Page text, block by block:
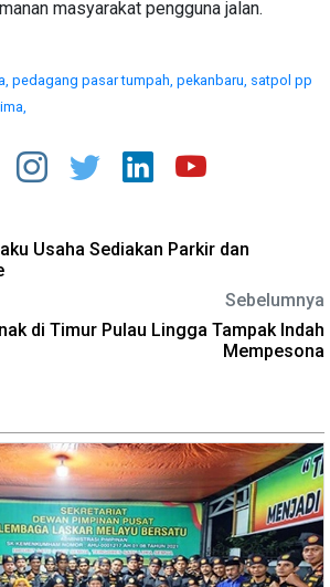
masyarakat pengguna jalan.
pedagang pasar tumpah, pekanbaru, satpol pp
Usaha Sediakan Parkir dan
Sebelumnya
di Timur Pulau Lingga Tampak Indah
Mempesona